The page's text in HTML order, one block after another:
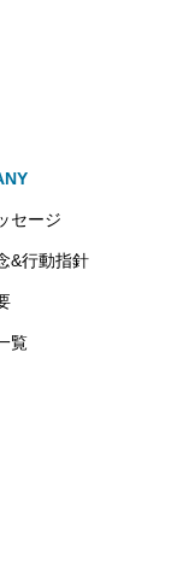
セージ
&行動指針
覧